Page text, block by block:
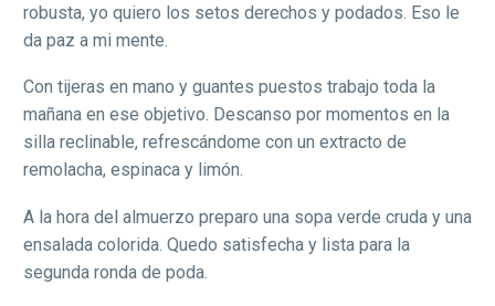
robusta, yo quiero los setos derechos y podados. Eso le
da paz a mi mente.
Con tijeras en mano y guantes puestos trabajo toda la
mañana en ese objetivo. Descanso por momentos en la
silla reclinable, refrescándome con un extracto de
remolacha, espinaca y limón.
A la hora del almuerzo preparo una sopa verde cruda y una
ensalada colorida. Quedo satisfecha y lista para la
segunda ronda de poda.